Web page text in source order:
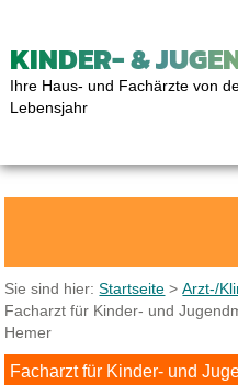
KINDER- &
Ihre Haus- und Fachärzte von
Lebensjahr
Sie sind hier:Startseite >Arzt-/
Facharzt für Kinder- und
Hemer
Facharzt für Kinder- und